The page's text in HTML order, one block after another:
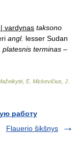
vardynas taksono
angl. lesser Sudan
platesnis terminas –
E. Mickevičius, J.
работу
Flauerio šikšnys